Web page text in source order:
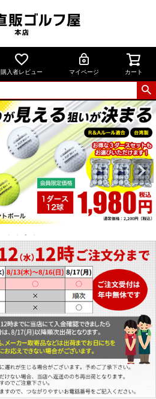
購入者レビュー マイページ カート